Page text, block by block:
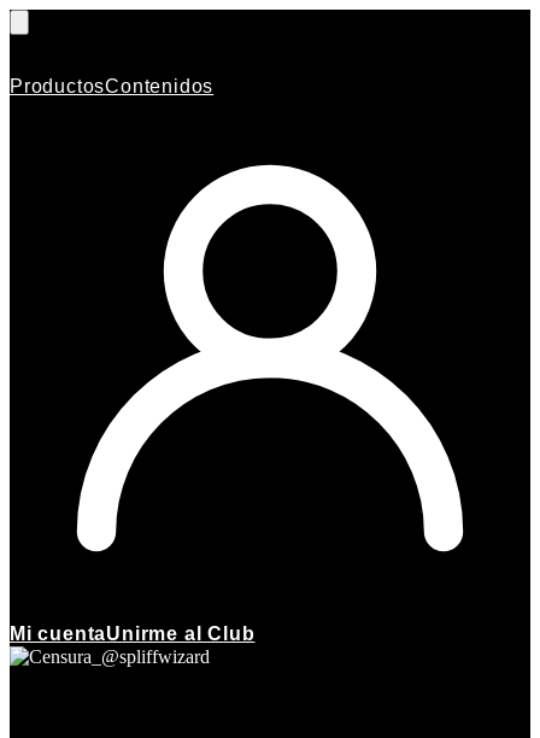
ProductosContenidos
Mi cuentaUnirme al Club